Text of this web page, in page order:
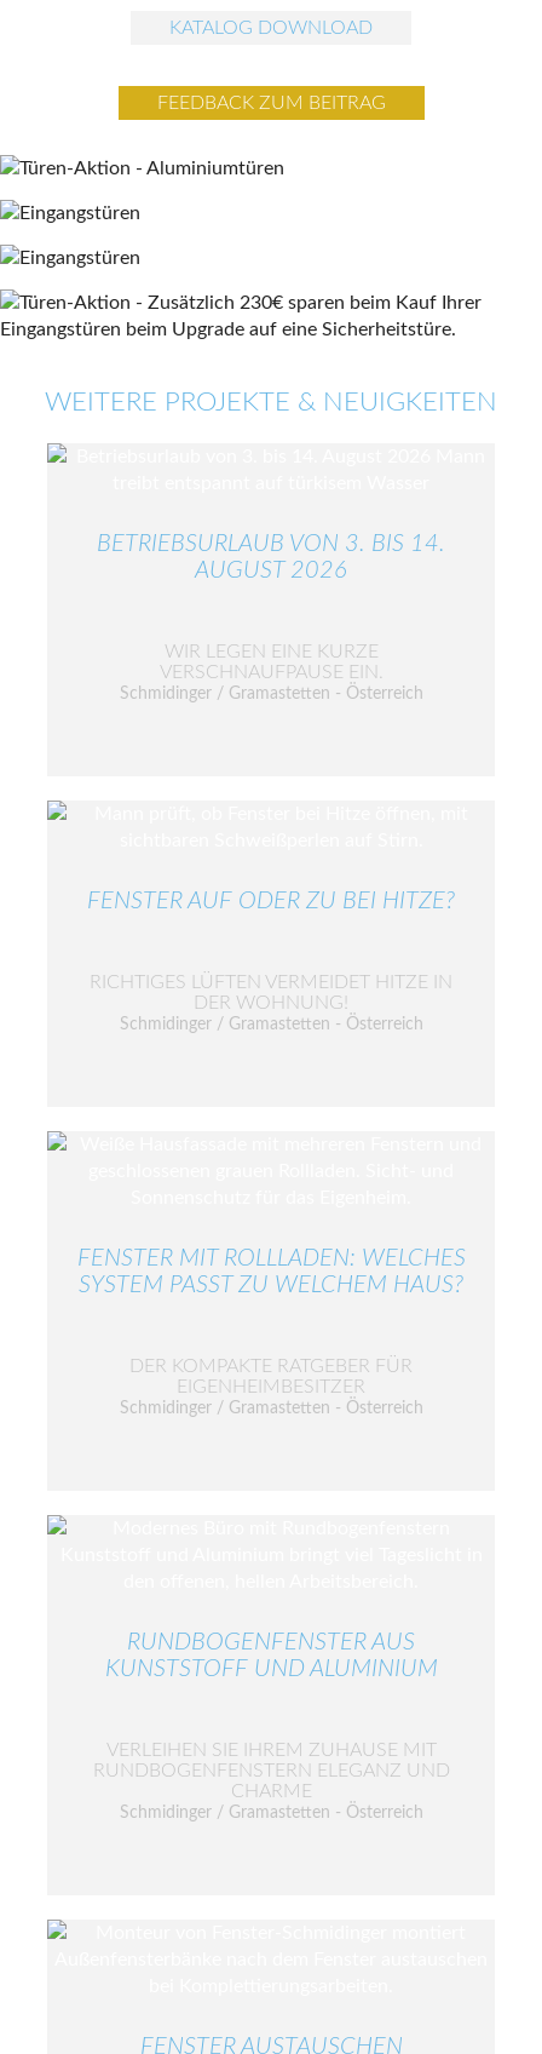
KATALOG DOWNLOAD
FEEDBACK ZUM BEITRAG
WEITERE PROJEKTE & NEUIGKEITEN
BETRIEBSURLAUB VON 3. BIS 14.
AUGUST 2026
WIR LEGEN EINE KURZE
VERSCHNAUFPAUSE EIN.
Schmidinger / Gramastetten - Österreich
FENSTER AUF ODER ZU BEI HITZE?
RICHTIGES LÜFTEN VERMEIDET HITZE IN
DER WOHNUNG!
Schmidinger / Gramastetten - Österreich
FENSTER MIT ROLLLADEN: WELCHES
SYSTEM PASST ZU WELCHEM HAUS?
DER KOMPAKTE RATGEBER FÜR
EIGENHEIMBESITZER
Schmidinger / Gramastetten - Österreich
RUNDBOGENFENSTER AUS
KUNSTSTOFF UND ALUMINIUM
VERLEIHEN SIE IHREM ZUHAUSE MIT
RUNDBOGENFENSTERN ELEGANZ UND
CHARME
Schmidinger / Gramastetten - Österreich
FENSTER AUSTAUSCHEN